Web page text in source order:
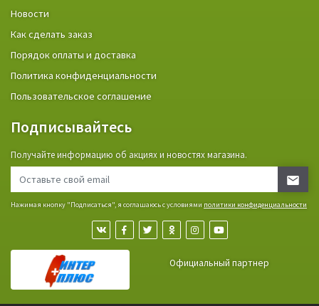
Новости
Как сделать заказ
Порядок оплаты и доставка
Политика конфиденциальности
Пользовательское соглашение
Подписывайтесь
Получайте информацию об акциях и новостях магазина.
Нажимая кнопку "Подписаться", я соглашаюсь с условиями политики конфиденциальности
Официальный партнер